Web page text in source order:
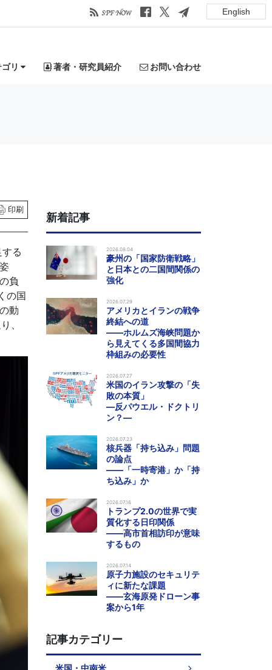
English
リ 著者・研究員紹介 お問い合わせ
印刷
る
負
の国
動
、
新着記事
2026.08.04
豪州の「国家防衛戦略」
と日本との二国間関係の
強化
2026.07.29
アメリカとイランの戦争
終結への道
――ホルムズ海峡問題か
ら見えてくる多国間協力
枠組みの必要性
2026.07.27
米国のイラン攻撃の「失
敗の本質」
―反パウエル・ドクトリ
ン？―
2026.07.23
核兵器「持ち込み」問題
の論点
――「一時寄港」か「持
ち込み」か
2026.07.16
トランプ2.0の世界で実
質化する日印関係
――高市首相訪印が意味
するもの
2026.07.14
原子力施設のセキュリテ
ィに新たな課題
――玄海原発ドローン事
案から1年
記事カテゴリー
米国・中南米